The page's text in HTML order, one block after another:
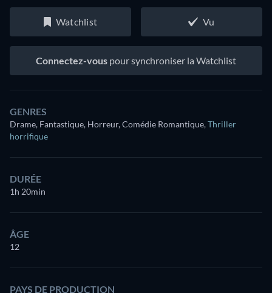
Watchlist Vu
Connectez-vous pour synchroniser la Watchlist
GENRES
Drame, Fantastique, Horreur, Comédie Romantique,Thriller
horrifique
DURÉE
1h 20min
ÂGE
12
PAYS DE PRODUCTION